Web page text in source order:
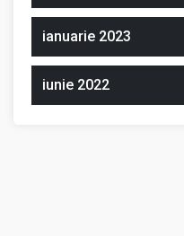
ianuarie 2023
iunie 2022